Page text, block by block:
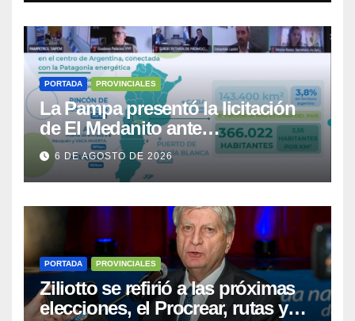
PORTADA PROVINCIALES
La Pampa presentó la licitación
de El Medanito ante
representaciones diplomáticas
6 DE AGOSTO DE 2026
PORTADA PROVINCIALES
Ziliotto se refirió a las próximas
elecciones, el Procrear, rutas y